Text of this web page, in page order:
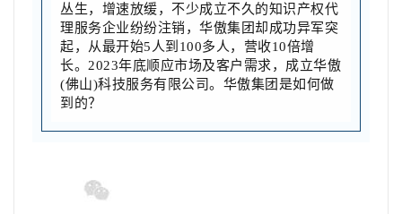
丛生，增速放缓，不少成立不久的知识产权代
理服务企业纷纷注销，华傲集团却成功异军突
起，从最开始5人到100多人，营收10倍增
长。 2023年底顺应市场及客户需求，成立华傲
(佛山)科技服务有限公司。 华傲集团是如何做
到的？